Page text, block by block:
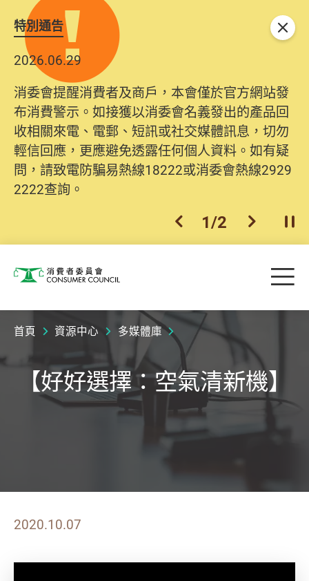
特別通告
2026.06.29
消委會提醒消費者及商戶，本會僅於官方網站發
布消費警示。如接獲以消委會名義發出的產品回
收相關來電、電郵、短訊或社交媒體訊息，切勿
輕信回應，更應避免透露任何個人資料。如有疑
問，請致電防騙易熱線18222或消委會熱線2929
2222查詢。
上一個
1/2 下一個開
關閉
消費者委員會 目
首頁 資源中心 多媒體庫
【好好選擇：空氣清新機】
2020.10.07